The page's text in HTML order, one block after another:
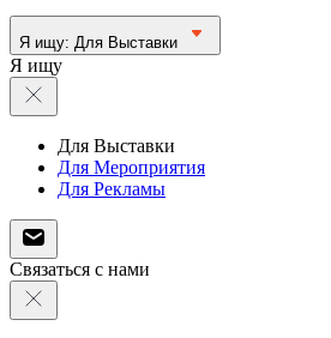
Я ищу: Для Выставки
Я ищу
Для Выставки
Для Мероприятия
Для Рекламы
Связаться с нами